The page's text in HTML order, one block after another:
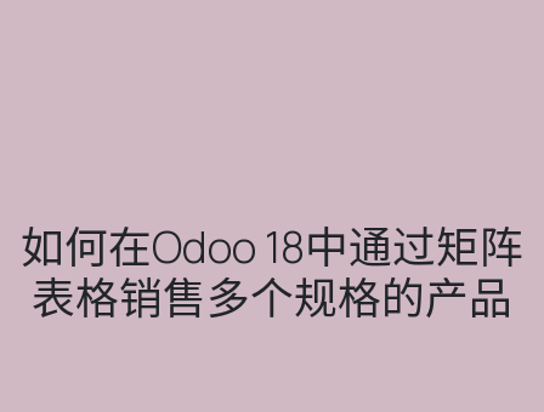
如何在Odoo 18中通过矩阵
表格销售多个规格的产品